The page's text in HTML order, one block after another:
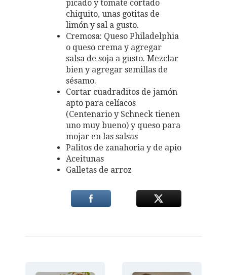
picado y tomate cortado
chiquito, unas gotitas de
limón y sal a gusto.
Cremosa: Queso Philadelphia
o queso crema y agregar
salsa de soja a gusto. Mezclar
bien y agregar semillas de
sésamo.
Cortar cuadraditos de jamón
apto para celíacos
(Centenario y Schneck tienen
uno muy bueno) y queso para
mojar en las salsas
Palitos de zanahoria y de apio
Aceitunas
Galletas de arroz